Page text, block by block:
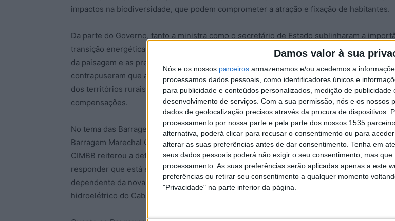
Damos valor à sua
Nós e os nossos parceiros armazenamos e/ou acedemos a
processamos dados pessoais, como identificadores únicos e
para publicidade e conteúdos personalizados, medição de
desenvolvimento de serviços. Com a sua permissão, nós e os nossos
dados de geolocalização precisos através da procura de dispositivos.
processamento por nossa parte e pela parte dos nossos 1535
alternativa, poderá clicar para recusar o consentimento ou para
alterar as suas preferências antes de dar consentimento. Tenha em
seus dados pessoais poderá não exigir o seu consentimento, mas
processamento. As suas preferências serão aplicadas apenas a este
preferências ou retirar seu consentimento a qualquer momento
"Privacidade" na parte inferior da página.
impactos na biodiversidade, que podem comprometer a atração e fixação de habitantes.
Da parte do Governo, tanto a ministra como o secretário de Estado sublinharam a
transição energética, e consideraram a necessidade de rever os projetos, entendendo
da paisagem e as preocupações das populações devem ser tidas em conta. Os autarcas
contrapuseram que a salvaguarda do património natural e a preservação do potencial
dos territórios rurais não são negociáveis, não estando, portanto, em causa a obtenção
compensações.
No tema das Barragens, foi feito o alerta, por parte da CIMBB, para um problema
Barragem Marechal Carmona, em Idanha-a-Nova, que o presidente da APA disse
CIMBB reiterou a defesa da Barragem de Ocreza/Alvito, com a Ministério do Ambiente e
responder que está entre as três prioritárias na Estratégia Nacional de Gestão da Água,
dependente da nova concessão para produção de energia hidroelétrica no
hidroelétrico do Cabril.